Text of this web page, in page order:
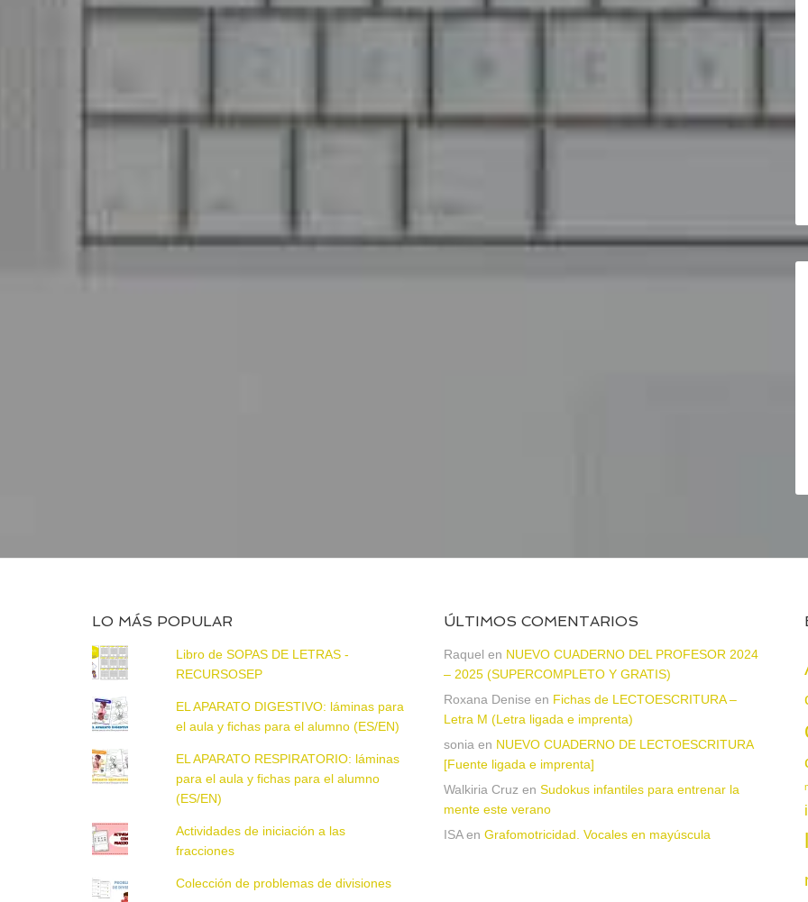
LO MÁS POPULAR
Libro de SOPAS DE LETRAS -
RECURSOSEP
EL APARATO DIGESTIVO: láminas para
el aula y fichas para el alumno (ES/EN)
EL APARATO RESPIRATORIO: láminas
para el aula y fichas para el alumno
(ES/EN)
Actividades de iniciación a las
fracciones
Colección de problemas de divisiones
ÚLTIMOS COMENTARIOS
Raquel en NUEVO CUADERNO DEL PROFESOR 2024
– 2025 (SUPERCOMPLETO Y GRATIS)
Roxana Denise en Fichas de LECTOESCRITURA –
Letra M (Letra ligada e imprenta)
sonia en NUEVO CUADERNO DE LECTOESCRITURA
[Fuente ligada e imprenta]
Walkiria Cruz en Sudokus infantiles para entrenar la
mente este verano
ISAen Grafomotricidad. Vocales en mayúscula